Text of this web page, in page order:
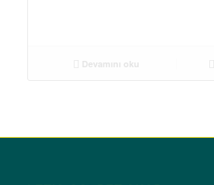
Devamını oku